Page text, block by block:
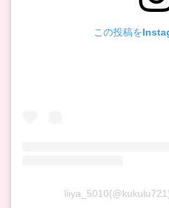
この投稿を